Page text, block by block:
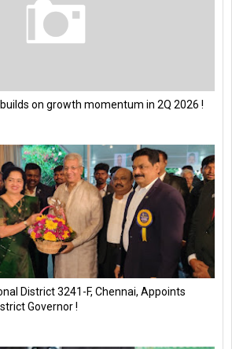
on growth momentum in 2Q 2026 !
District 3241-F, Chennai, Appoints
Governor !